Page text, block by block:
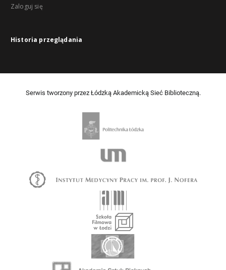
Zaloguj się
Historia przeglądania
Serwis tworzony przez Łódzką Akademicką Sieć Biblioteczną.